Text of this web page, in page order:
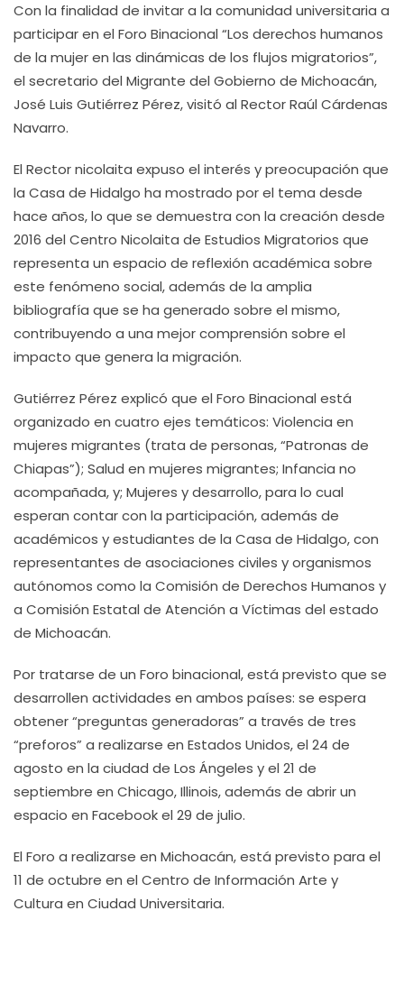
Con la finalidad de invitar a la comunidad universitaria a
participar en el Foro Binacional “Los derechos humanos
de la mujer en las dinámicas de los flujos migratorios”,
el secretario del Migrante del Gobierno de Michoacán,
José Luis Gutiérrez Pérez, visitó al Rector Raúl Cárdenas
Navarro.
El Rector nicolaita expuso el interés y preocupación que
la Casa de Hidalgo ha mostrado por el tema desde
hace años, lo que se demuestra con la creación desde
2016 del Centro Nicolaita de Estudios Migratorios que
representa un espacio de reflexión académica sobre
este fenómeno social, además de la amplia
bibliografía que se ha generado sobre el mismo,
contribuyendo a una mejor comprensión sobre el
impacto que genera la migración.
Gutiérrez Pérez explicó que el Foro Binacional está
organizado en cuatro ejes temáticos: Violencia en
mujeres migrantes (trata de personas, “Patronas de
Chiapas”); Salud en mujeres migrantes; Infancia no
acompañada, y; Mujeres y desarrollo, para lo cual
esperan contar con la participación, además de
académicos y estudiantes de la Casa de Hidalgo, con
representantes de asociaciones civiles y organismos
autónomos como la Comisión de Derechos Humanos y
a Comisión Estatal de Atención a Víctimas del estado
de Michoacán.
Por tratarse de un Foro binacional, está previsto que se
desarrollen actividades en ambos países: se espera
obtener “preguntas generadoras” a través de tres
“preforos” a realizarse en Estados Unidos, el 24 de
agosto en la ciudad de Los Ángeles y el 21 de
septiembre en Chicago, Illinois, además de abrir un
espacio en Facebook el 29 de julio.
El Foro a realizarse en Michoacán, está previsto para el
11 de octubre en el Centro de Información Arte y
Cultura en Ciudad Universitaria.